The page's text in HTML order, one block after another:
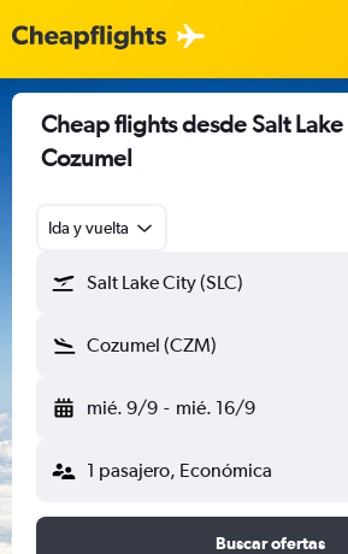
Cheap flights desde Salt Lake
Cozumel
Ida y vuelta
Salt Lake City (SLC)
Cozumel (CZM)
mié. 9/9 - mié. 16/9
1 pasajero, Económica
Buscar ofertas